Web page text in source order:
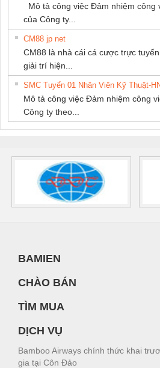
Mô tả công việc Đảm nhiệm công
của Công ty...
CM88 jp net
CM88 là nhà cái cá cược trực
giải trí hiện...
SMC Tuyển 01 Nhân Viên Kỹ Thuật-
Mô tả công việc Đảm nhiệm công
Công ty theo...
BAMIEN
CHÀO BÁN
TÌM MUA
DỊCH VỤ
Bamboo Airways chính thức khai
gia tại Côn Đảo